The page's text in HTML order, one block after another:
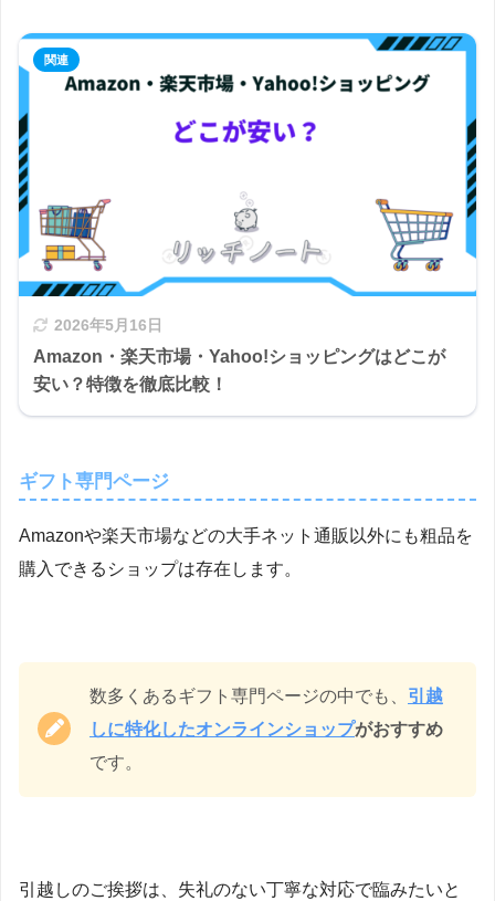
2026年5月16日
Amazon・楽天市場・Yahoo!ショッピングはどこが
安い？特徴を徹底比較！
ギフト専門ページ
Amazonや楽天市場などの大手ネット通販以外にも粗品を
購入できるショップは存在します。
数多くあるギフト専門ページの中でも、 引越
しに特化したオンラインショップがおすすめ
です。
引越しのご挨拶は、失礼のない丁寧な対応で臨みたいと